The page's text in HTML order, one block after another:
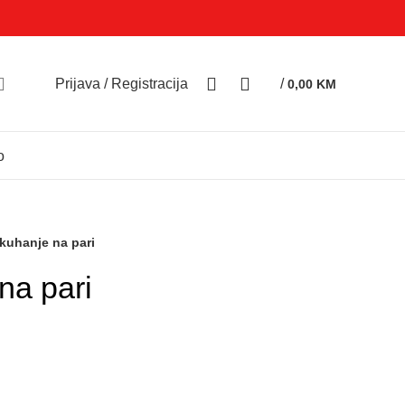
Prijava / Registracija / 0,00 KM
na pari
pari